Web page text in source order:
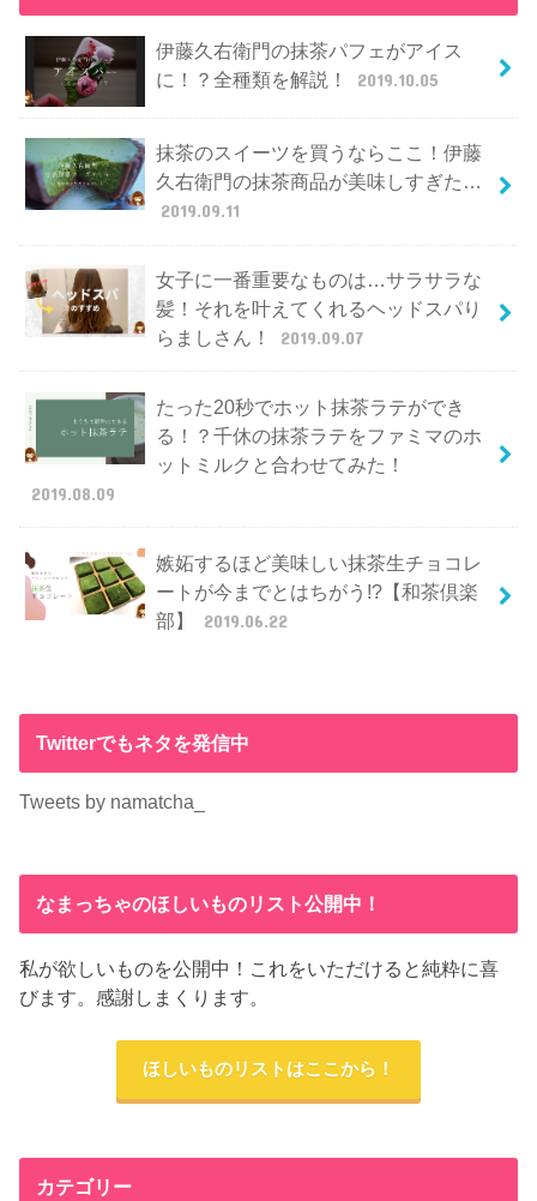
伊藤久右衛門の抹茶パフェがアイス
に！？全種類を解説！
2019.10.05
抹茶のスイーツを買うならここ！伊藤
久右衛門の抹茶商品が美味しすぎた…
2019.09.11
女子に一番重要なものは…サラサラな
髪！それを叶えてくれるヘッドスパり
らましさん！
2019.09.07
たった20秒でホット抹茶ラテができ
る！？千休の抹茶ラテをファミマのホ
ットミルクと合わせてみた！
2019.08.09
嫉妬するほど美味しい抹茶生チョコレ
ートが今までとはちがう!?【和茶倶楽
部】
2019.06.22
Twitterでもネタを発信中
Tweets by namatcha_
なまっちゃのほしいものリスト公開中！
私が欲しいものを公開中！これをいただけると純粋に喜
びます。感謝しまくります。
ほしいものリストはここから！
カテゴリー